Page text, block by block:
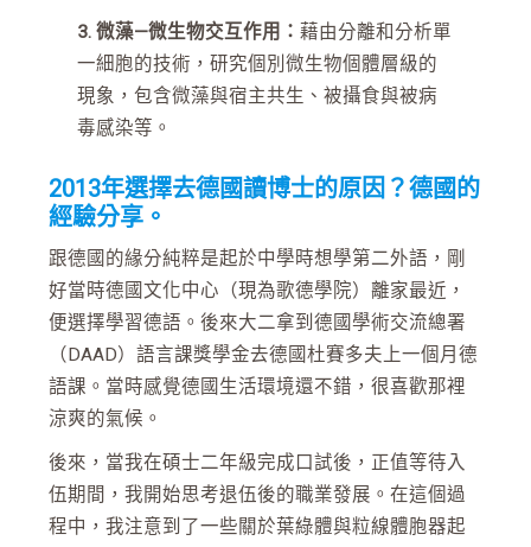
3. 微藻—微生物交互作用：藉由分離和分析單
一細胞的技術，研究個別微生物個體層級的
現象，包含微藻與宿主共生、被攝食與被病
毒感染等。
2013年選擇去德國讀博士的原因？德國的
經驗分享。
跟德國的緣分純粹是起於中學時想學第二外語，剛
好當時德國文化中心（現為歌德學院）離家最近，
便選擇學習德語。後來大二拿到德國學術交流總署
（DAAD）語言課獎學金去德國杜賽多夫上一個月德
語課。當時感覺德國生活環境還不錯，很喜歡那裡
涼爽的氣候。
後來，當我在碩士二年級完成口試後，正值等待入
伍期間，我開始思考退伍後的職業發展。在這個過
程中，我注意到了一些關於葉綠體與粒線體胞器起